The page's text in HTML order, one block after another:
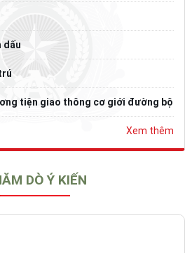
dấu
tiện giao thông cơ giới đường bộ
Xem thêm
DÒ Ý KIẾN